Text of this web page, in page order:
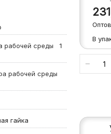
рабочей среды
1
рабочей среды
гайка
В